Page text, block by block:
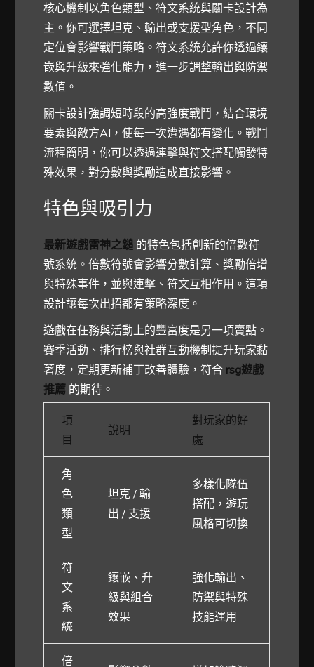
核心機制以角色類型、符文系統與關卡設計為
主。你可選擇坦克、輸出或支援型角色，不同
定位會影響戰鬥策略。符文系統允許你透過鑲
嵌與升級來強化能力，進一步調整輸出與防禦
數值。
關卡設計強調短時段的高強度戰鬥，結合環境
要素與敵方AI，使每一次遭遇都有變化。戰鬥
流程簡明，你可以透過連擊與符文搭配觸發特
殊效果，對分數與獎勵造成直接影響。
特色與吸引力
最新遊戲雷神之鎚 的特色包括創新的倍數符
號系統。倍數符號會影響分數計算、獎勵倍增
與特殊事件，並與連擊、符文互相作用。這項
設計讓每次出招都有策略深度。
遊戲在任務與活動上的豐富度是另一項賣點。
賽季活動、排行榜與社群互動機制提升玩家黏
著度，定期更新補丁改善體驗，符合 rsg遊戲
推薦 的期待。
項
目
說明
對玩家的好
處
角
色
類
型
坦克 / 輸
出 / 支援
多樣化隊伍
搭配，遊玩
風格可切換
符
文
系
統
鑲嵌、升
級與組合
效果
強化輸出、
防禦與特殊
技能運用
倍